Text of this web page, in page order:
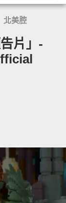
北美腔
片」-